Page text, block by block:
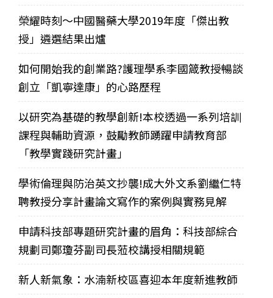
榮耀時刻～中國醫藥大學2019年度「傑出教
授」遴選結果出爐
如何開始我的創業路?護理學系李國箴教授暢談
創立「凱寧達康」的心路歷程
以研究為基礎的教學創新!本校透過一系列培訓
課程與輔助資源，鼓勵教師踴躍申請教育部
「教學實踐研究計畫」
學術倫理與防治英文抄襲!成大外文系劉繼仁特
聘教授分享計畫論文寫作的案例與實務見解
申請科技部專題研究計畫的眉角：科技部綜合
規劃司鄭瓊芬副司長蒞校講授相關規範
新人新氣象：水湳新校區喜迎本年度新進教師